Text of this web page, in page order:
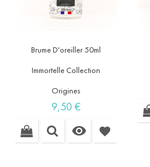
Brume D'oreiller 50ml
Immortelle Collection
Origines
Prix
9,50 €
 favorite